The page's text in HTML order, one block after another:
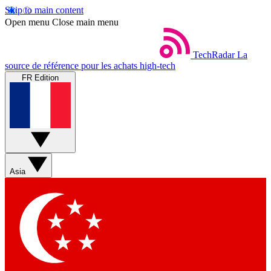
Skip to main content
Open menu Close main menu
TechRadar La
source de référence pour les achats high-tech
FR Edition
Asia